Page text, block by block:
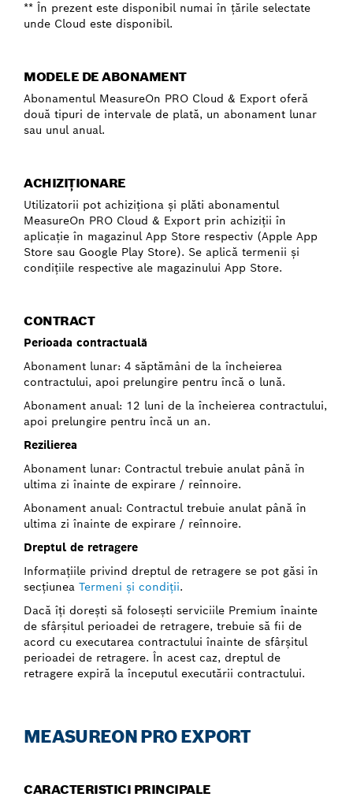
** În prezent este disponibil numai în ţările selectate
unde Cloud este disponibil.
MODELE DE ABONAMENT
Abonamentul MeasureOn PRO Cloud & Export oferă
două tipuri de intervale de plată, un abonament lunar
sau unul anual.
ACHIZIŢIONARE
Utilizatorii pot achiziţiona şi plăti abonamentul
MeasureOn PRO Cloud & Export prin achiziţii în
aplicaţie în magazinul App Store respectiv (Apple App
Store sau Google Play Store). Se aplică termenii şi
condiţiile respective ale magazinului App Store.
CONTRACT
Perioada contractuală
Abonament lunar: 4 săptămâni de la încheierea
contractului, apoi prelungire pentru încă o lună.
Abonament anual: 12 luni de la încheierea contractului,
apoi prelungire pentru încă un an.
Rezilierea
Abonament lunar: Contractul trebuie anulat până în
ultima zi înainte de expirare / reînnoire.
Abonament anual: Contractul trebuie anulat până în
ultima zi înainte de expirare / reînnoire.
Dreptul de retragere
Informaţiile privind dreptul de retragere se pot găsi în
secţiunea Termeni şi condiţii.
Dacă îţi doreşti să foloseşti serviciile Premium înainte
de sfârşitul perioadei de retragere, trebuie să fii de
acord cu executarea contractului înainte de sfârşitul
perioadei de retragere. În acest caz, dreptul de
retragere expiră la începutul executării contractului.
MEASUREON PRO EXPORT
CARACTERISTICI PRINCIPALE